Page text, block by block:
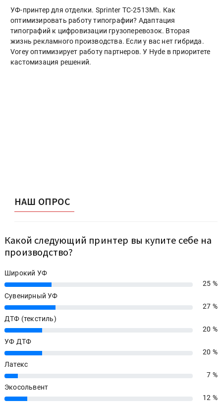
УФ-принтер для отделки. Sprinter ТС-2513Mh. Как
оптимизировать работу типографии? Адаптация
типографий к цифровизации грузоперевозок. Вторая
жизнь рекламного производства. Если у вас нет гибрида.
Vorey оптимизирует работу партнеров. У Hyde в приоритете
кастомизация решений.
НАШ ОПРОС
Какой следующий принтер вы купите себе на
производство?
Широкий УФ
25%
25 %
Сувенирный УФ
27%
27 %
ДТФ (текстиль)
20%
20 %
УФ ДТФ
20%
20 %
Латекс
7%
7 %
Экосольвент
12%
12 %